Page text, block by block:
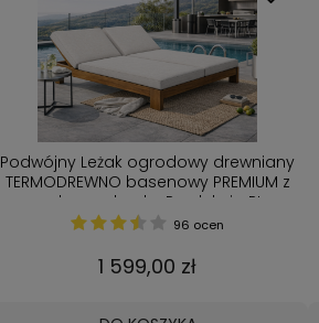
Podwójny Leżak ogrodowy drewniany
TERMODREWNO basenowy PREMIUM z
grubą poduszką Produkcja PL
96 ocen
1 599,00 zł